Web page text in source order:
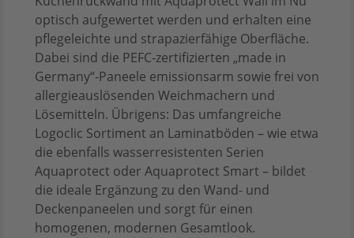
optisch aufgewertet werden und erhalten eine
pflegeleichte und strapazierfähige Oberfläche.
Dabei sind die PEFC-zertifizierten „made in
Germany“-Paneele emissionsarm sowie frei von
allergieauslösenden Weichmachern und
Lösemitteln. Übrigens: Das umfangreiche
Logoclic Sortiment an Laminatböden – wie etwa
die ebenfalls wasserresistenten Serien
Aquaprotect oder Aquaprotect Smart – bildet
die ideale Ergänzung zu den Wand- und
Deckenpaneelen und sorgt für einen
homogenen, modernen Gesamtlook.